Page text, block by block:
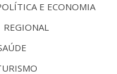
E ECONOMIA
REGIONAL